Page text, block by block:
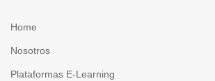
Home
Nosotros
Plataformas E-Learning